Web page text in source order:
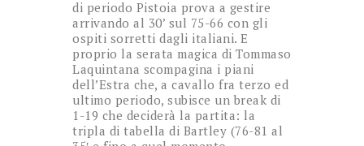
di periodo Pistoia prova a gestire
arrivando al 30’ sul 75-66 con gli
ospiti sorretti dagli italiani. E
proprio la serata magica di Tommaso
Laquintana scompagina i piani
dell’Estra che, a cavallo fra terzo ed
ultimo periodo, subisce un break di
1-19 che deciderà la partita: la
tripla di tabella di Bartley (76-81 al